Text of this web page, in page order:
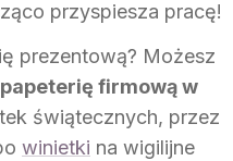
przyspiesza pracę!
prezentową? Możesz
firmową w
świątecznych, przez
winietki na wigilijne